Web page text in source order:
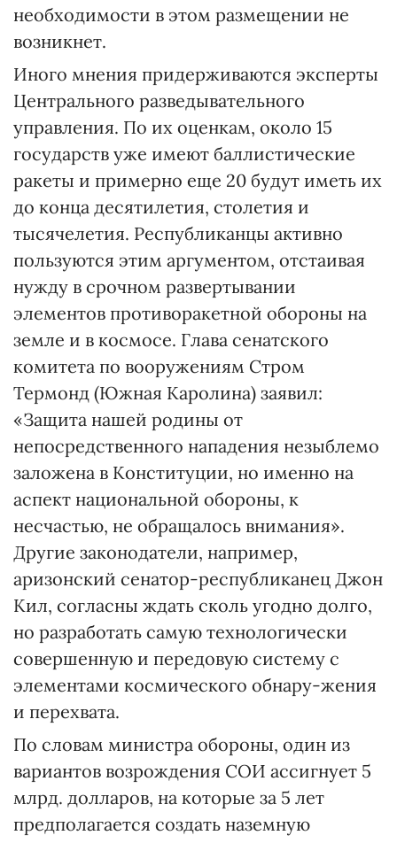
необходимости в этом размещении не
возникнет.
Иного мнения придерживаются эксперты
Центрального разведывательного
управления. По их оценкам, около 15
государств уже имеют баллистические
ракеты и примерно еще 20 будут иметь их
до конца десятилетия, столетия и
тысячелетия. Республиканцы активно
пользуются этим аргументом, отстаивая
нужду в срочном развертывании
элементов противоракетной обороны на
земле и в космосе. Глава сенатского
комитета по вооружениям Стром
Термонд (Южная Каролина) заявил:
«Защита нашей родины от
непосредственного нападения незыблемо
заложена в Конституции, но именно на
аспект национальной обороны, к
несчастью, не обращалось внимания».
Другие законодатели, например,
аризонский сенатор-республиканец Джон
Кил, согласны ждать сколь угодно долго,
но разработать самую технологически
совершенную и передовую систему с
элементами космического обнару-жения
и перехвата.
По словам министра обороны, один из
вариантов возрождения СОИ ассигнует 5
млрд. долларов, на которые за 5 лет
предполагается создать наземную